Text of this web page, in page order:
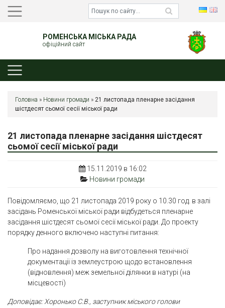
РОМЕНСЬКА МІСЬКА РАДА
офіційний сайт
Головна » Новини громади » 21 листопада пленарне засідання
шістдесят сьомої сесії міської ради
21 листопада пленарне засідання шістдесят
сьомої сесії міської ради
15.11.2019 в 16:02
Новини громади
Повідомляємо, що 21 листопада 2019 року о 10.30 год. в залі
засідань Роменської міської ради відбудеться пленарне
засідання шістдесят сьомої сесії міської ради. До проекту
порядку денного включено наступні питання:
Про надання дозволу на виготовлення технічної
документації із землеустрою щодо встановлення
(відновлення) меж земельної ділянки в натурі (на
місцевості)
Доповідає: Хоронько С.В., заступник міського голови